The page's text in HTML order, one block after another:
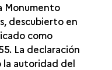
Monumento
descubierto en
como
La declaración
la autoridad del